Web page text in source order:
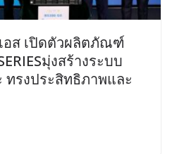
อส เปิดตัวผลิตภัณฑ์
มุ่งสร้างระบบ
รงประสิทธิภาพและ